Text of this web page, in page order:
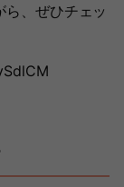
、ぜひチェッ